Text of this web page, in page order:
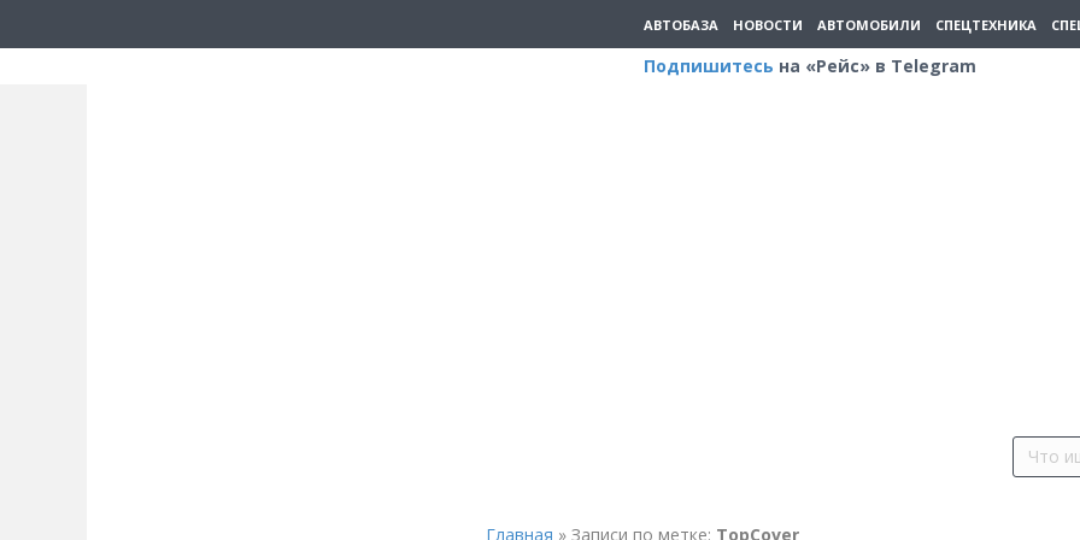
АВТОБАЗА НОВОСТИ АВТОМОБИЛИ СПЕЦТЕХНИКА
Подпишитесь на «Рейс» в Telegram
Главная » Записи по метке: TopCover